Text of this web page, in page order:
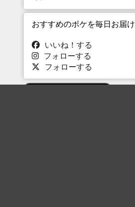
おすすめのボケを毎日お届け
いいね！する
フォローする
フォローする